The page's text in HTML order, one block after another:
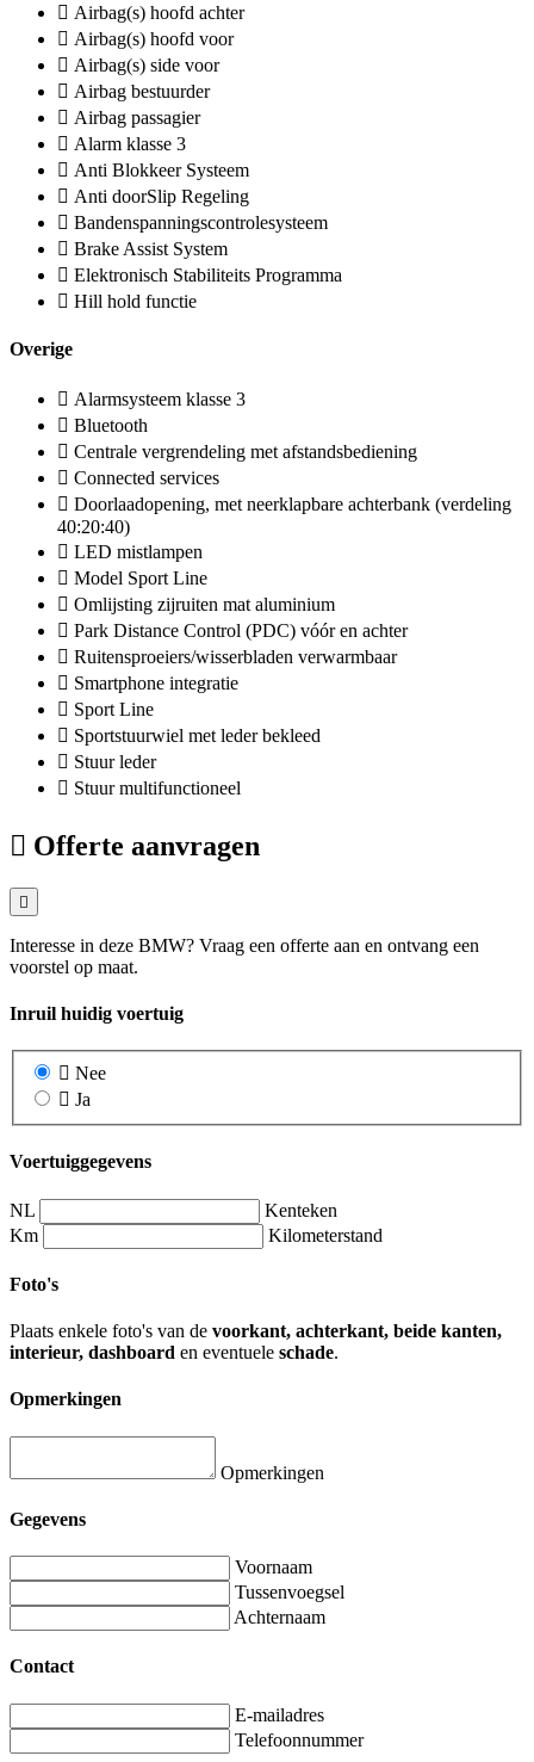
Airbag(s) hoofd achter
Airbag(s) hoofd voor
Airbag(s) side voor
Airbag bestuurder
Airbag passagier
Alarm klasse 3
Anti Blokkeer Systeem
Anti doorSlip Regeling
Bandenspanningscontrolesysteem
Brake Assist System
Elektronisch Stabiliteits Programma
Hill hold functie
Overige
Alarmsysteem klasse 3
Bluetooth
Centrale vergrendeling met afstandsbediening
Connected services
Doorlaadopening, met neerklapbare achterbank (verdeling
40:20:40)
LED mistlampen
Model Sport Line
Omlijsting zijruiten mat aluminium
Park Distance Control (PDC) vóór en achter
Ruitensproeiers/wisserbladen verwarmbaar
Smartphone integratie
Sport Line
Sportstuurwiel met leder bekleed
Stuur leder
Stuur multifunctioneel
Offerte aanvragen
Interesse in deze BMW? Vraag een offerte aan en ontvang een
voorstel op maat.
Inruil huidig voertuig
Nee
Ja
Voertuiggegevens
NL
Kenteken
Km
Kilometerstand
Foto's
Plaats enkele foto's van de voorkant, achterkant, beide kanten,
interieur, dashboard en eventuele schade.
Opmerkingen
Opmerkingen
Gegevens
Voornaam
Tussenvoegsel
Achternaam
Contact
E-mailadres
Telefoonnummer